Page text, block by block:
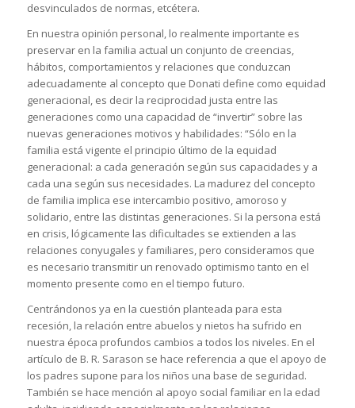
desvinculados de normas, etcétera.
En nuestra opinión personal, lo realmente importante es
preservar en la familia actual un conjunto de creencias,
hábitos, comportamientos y relaciones que conduzcan
adecuadamente al concepto que Donati define como equidad
generacional, es decir la reciprocidad justa entre las
generaciones como una capacidad de “invertir” sobre las
nuevas generaciones motivos y habilidades: “Sólo en la
familia está vigente el principio último de la equidad
generacional: a cada generación según sus capacidades y a
cada una según sus necesidades. La madurez del concepto
de familia implica ese intercambio positivo, amoroso y
solidario, entre las distintas generaciones. Si la persona está
en crisis, lógicamente las dificultades se extienden a las
relaciones conyugales y familiares, pero consideramos que
es necesario transmitir un renovado optimismo tanto en el
momento presente como en el tiempo futuro.
Centrándonos ya en la cuestión planteada para esta
recesión, la relación entre abuelos y nietos ha sufrido en
nuestra época profundos cambios a todos los niveles. En el
artículo de B. R. Sarason se hace referencia a que el apoyo de
los padres supone para los niños una base de seguridad.
También se hace mención al apoyo social familiar en la edad